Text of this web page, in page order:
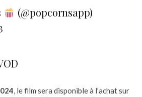
(@popcornsapp)
, le film sera disponible à l’achat sur